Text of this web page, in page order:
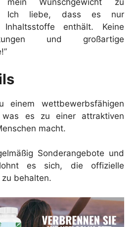
mein Wunschgewicht zu
Ich liebe, dass es nur
Inhaltsstoffe enthält. Keine
und großartige
einem wettbewerbsfähigen
was es zu einer attraktiven
macht.
Sonderangebote und
es sich, die offizielle
behalten.